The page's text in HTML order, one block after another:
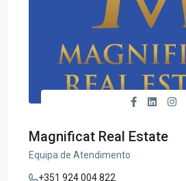
Magnificat Real Estate
Equipa de Atendimento
+351 924 004 822